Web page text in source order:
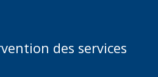
des services